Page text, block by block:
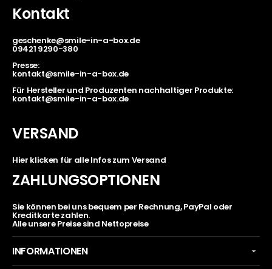
Kontakt
geschenke@smile-in-a-box.de
09421 9290-380
Presse:
kontakt@smile-in-a-box.de
Für Hersteller und Produzenten nachhaltiger Produkte:
kontakt@smile-in-a-box.de
VERSAND
Hier klicken für alle Infos zum Versand
ZAHLUNGSOPTIONEN
Sie können bei uns bequem per Rechnung, PayPal oder
Kreditkarte zahlen.
Alle unsere Preise sind Nettopreise
INFORMATIONEN